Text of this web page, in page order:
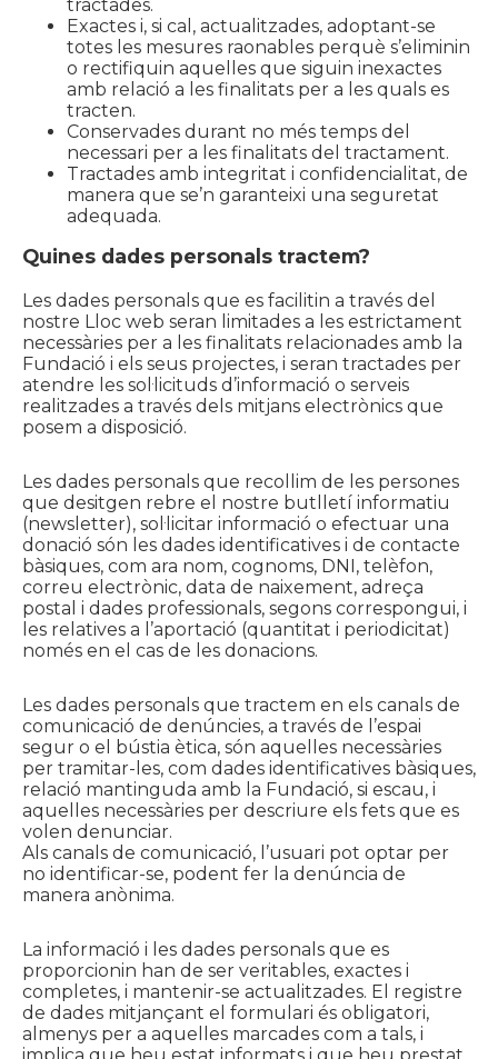
tractades.
Exactes i, si cal, actualitzades, adoptant-se
totes les mesures raonables perquè s’eliminin
o rectifiquin aquelles que siguin inexactes
amb relació a les finalitats per a les quals es
tracten.
Conservades durant no més temps del
necessari per a les finalitats del tractament.
Tractades amb integritat i confidencialitat, de
manera que se’n garanteixi una seguretat
adequada.
Quines dades personals tractem?
Les dades personals que es facilitin a través del
nostre Lloc web seran limitades a les estrictament
necessàries per a les finalitats relacionades amb la
Fundació i els seus projectes, i seran tractades per
atendre les sol·licituds d’informació o serveis
realitzades a través dels mitjans electrònics que
posem a disposició.
Les dades personals que recollim de les persones
que desitgen rebre el nostre butlletí informatiu
(newsletter), sol·licitar informació o efectuar una
donació són les dades identificatives i de contacte
bàsiques, com ara nom, cognoms, DNI, telèfon,
correu electrònic, data de naixement, adreça
postal i dades professionals, segons correspongui, i
les relatives a l’aportació (quantitat i periodicitat)
només en el cas de les donacions.
Les dades personals que tractem en els canals de
comunicació de denúncies, a través de l’espai
segur o el bústia ètica, són aquelles necessàries
per tramitar-les, com dades identificatives bàsiques,
relació mantinguda amb la Fundació, si escau, i
aquelles necessàries per descriure els fets que es
volen denunciar.
Als canals de comunicació, l’usuari pot optar per
no identificar-se, podent fer la denúncia de
manera anònima.
La informació i les dades personals que es
proporcionin han de ser veritables, exactes i
completes, i mantenir-se actualitzades. El registre
de dades mitjançant el formulari és obligatori,
almenys per a aquelles marcades com a tals, i